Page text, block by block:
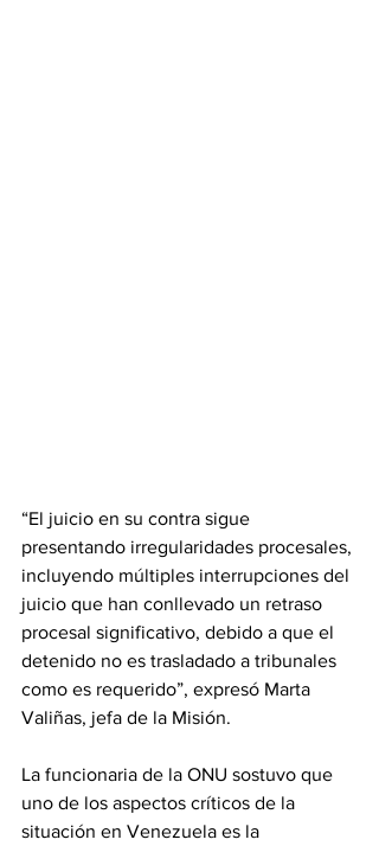
“El juicio en su contra sigue
presentando irregularidades procesales,
incluyendo múltiples interrupciones del
juicio que han conllevado un retraso
procesal significativo, debido a que el
detenido no es trasladado a tribunales
como es requerido”, expresó Marta
Valiñas, jefa de la Misión.
La funcionaria de la ONU sostuvo que
uno de los aspectos críticos de la
situación en Venezuela es la